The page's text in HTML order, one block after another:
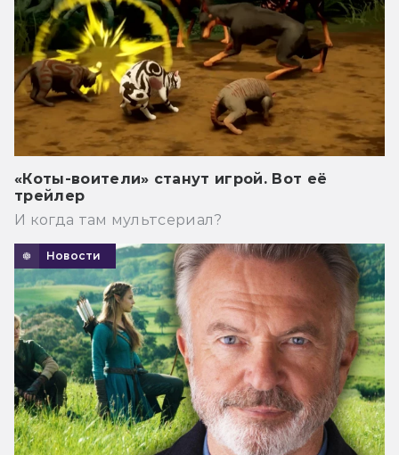
«Коты-воители» станут игрой. Вот её
трейлер
И когда там мультсериал?
Новости